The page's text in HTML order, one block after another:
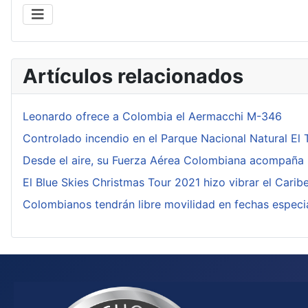
Artículos relacionados
Leonardo ofrece a Colombia el Aermacchi M-346
Controlado incendio en el Parque Nacional Natural El
Desde el aire, su Fuerza Aérea Colombiana
El Blue Skies Christmas Tour 2021 hizo vibrar el
Colombianos tendrán libre movilidad en fechas